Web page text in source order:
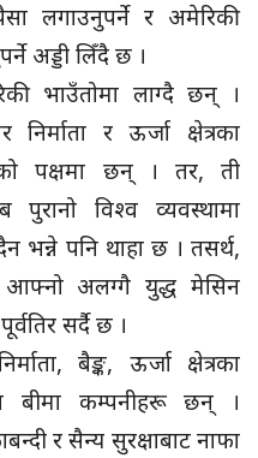
लगाउनुपर्ने र अमेरिकी
अड्डी लिँदै छ ।
भाउँतोमा लाग्दै छन् ।
र ऊर्जा क्षेत्रका
पक्षमा छन् । तर, ती
विश्व व्यवस्थामा
पनि थाहा छ । तसर्थ,
आफ्नो अलग्गै युद्ध मेसिन
सर्दै छ ।
बैङ्क, ऊर्जा क्षेत्रका
बीमा कम्पनीहरू छन् ।
र सैन्य सुरक्षाबाट नाफा